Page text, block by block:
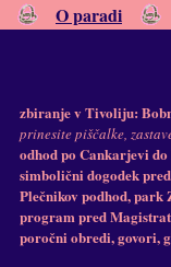
O paradi
zbiranje v Tivoliju:
prinesite piščalke,
odhod po Cankarjevi
simbolični dogodek
Plečnikov podhod, park
program pred
poročni obredi, govori,